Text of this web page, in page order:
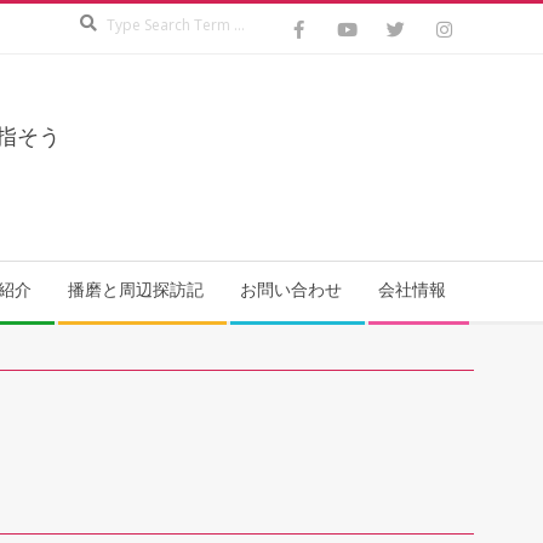
そう
介 播磨と周辺探訪記 お問い合わせ 会社情報